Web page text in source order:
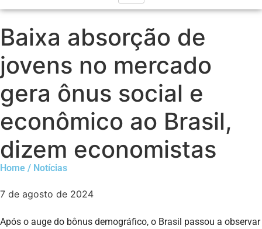
Baixa absorção de
jovens no mercado
gera ônus social e
econômico ao Brasil,
dizem economistas
Home / Notícias
7 de agosto de 2024
Após o auge do bônus demográfico, o Brasil passou a observar